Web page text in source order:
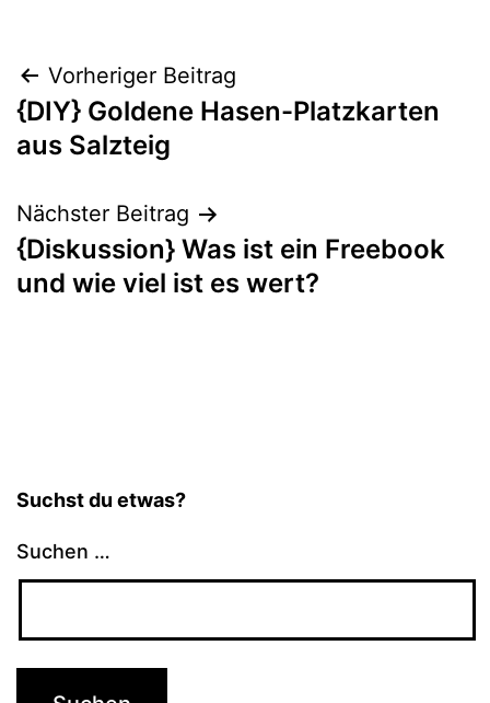
Beitragsnavigation
Vorheriger Beitrag
{DIY} Goldene Hasen-Platzkarten
aus Salzteig
Nächster Beitrag
{Diskussion} Was ist ein Freebook
und wie viel ist es wert?
Suchst du etwas?
Suchen …